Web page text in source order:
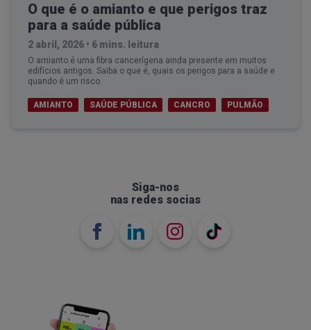
O que é o amianto e que perigos traz
para a saúde pública
2 abril, 2026 • 6 mins. leitura
O amianto é uma fibra cancerígena ainda presente em muitos
edifícios antigos. Saiba o que é, quais os perigos para a saúde e
quando é um risco.
AMIANTO SAÚDE PÚBLICA CANCRO PULMÃO
Siga-nos
nas redes socias